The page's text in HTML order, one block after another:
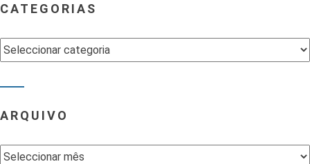
CATEGORIAS
Categorias
ARQUIVO
Arquivo